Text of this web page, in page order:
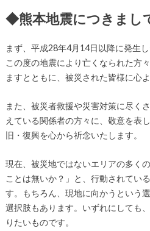
◆熊本地震につきまし
まず、平成28年4月14日以降に発生
この度の地震により亡くなられた方
ますとともに、被災された皆様に心
また、被災者救援や災害対策に尽く
えている関係者の方々に、敬意を表
旧・復興を心から祈念いたします。
現在、被災地ではないエリアの多く
ことは無いか？」と、行動されてい
す。もちろん、現地に向かうという
選択肢もあります。いずれにしても
りたいものです。